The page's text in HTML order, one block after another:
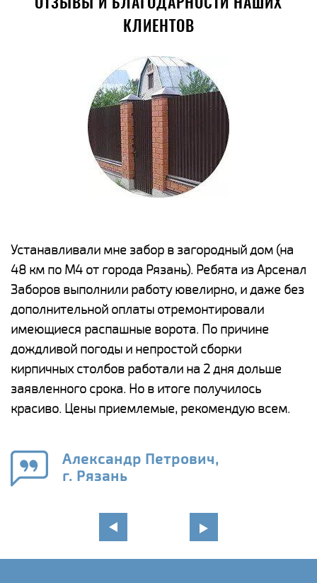
ОТЗЫВЫ И БЛАГОДАРНОСТИ НАШИХ
КЛИЕНТОВ
Устанавливали мне забор в загородный дом (на
48 км по М4 от города Рязань). Ребята из Арсенал
Заборов выполнили работу ювелирно, и даже без
дополнительной оплаты отремонтировали
имеющиеся распашные ворота. По причине
дождливой погоды и непростой сборки
кирпичных столбов работали на 2 дня дольше
заявленного срока. Но в итоге получилось
красиво. Цены приемлемые, рекомендую всем.
Александр Петрович,
г. Рязань